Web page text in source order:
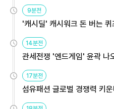
9분전
'캐시딜' 캐시워크 돈 버는
14분전
관세전쟁 '엔드게임' 윤곽 나
용해야
17분전
섬유패션 글로벌 경쟁력 키
원